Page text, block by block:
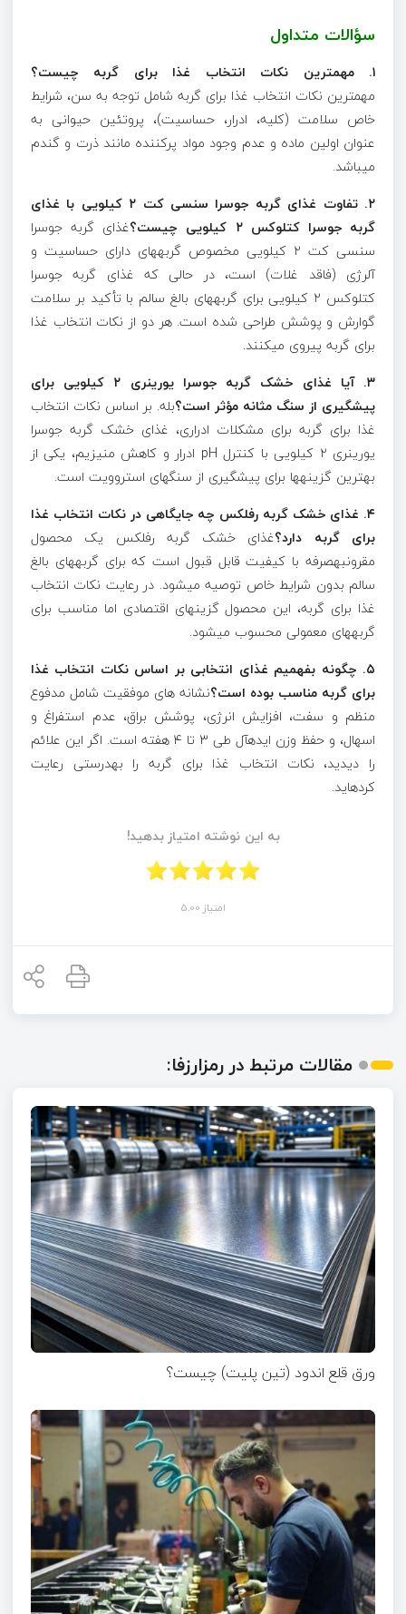
سؤالات متداول
۱.مهمترین نکات انتخاب غذا برای گربه چیست؟
مهمترین نکات انتخاب غذا برای گربه شامل توجه به سن، شرایط
خاص سلامت (کلیه، ادرار، حساسیت)، پروتئین حیوانی به
عنوان اولین ماده و عدم وجود مواد پرکننده مانند ذرت و گندم
میباشد.
۲.تفاوت غذای گربه جوسرا سنسی کت ۲ کیلویی با غذای
گربه جوسرا کتلوکس۲ کیلویی چیست؟غذای گربه جوسرا
سنسی کت ۲ کیلویی مخصوص گربههای دارای حساسیت و
آلرژی (فاقد غلات) است، در حالی که غذای گربه جوسرا
کتلوکس ۲ کیلویی برای گربههای بالغ سالم با تأکید بر سلامت
گوارش و پوشش طراحی شده است. هر دو از نکات انتخاب غذا
برای گربه پیروی میکنند.
۳.آیا غذای خشک گربه جوسرا یورینری ۲ کیلویی برای
پیشگیری از سنگ مثانه مؤثر است؟بله. بر اساس نکات انتخاب
غذا برای گربه برای مشکلات ادراری، غذای خشک گربه جوسرا
یورینری ۲ کیلویی با کنترل pH ادرار و کاهش منیزیم، یکی از
بهترین گزینهها برای پیشگیری از سنگهای استروویت است.
۴. غذای خشک گربه رفلکس چه جایگاهی در نکات انتخاب غذا
برای گربه دارد؟غذای خشک گربه رفلکس یک محصول
مقرونبهصرفه با کیفیت قابل قبول است که برای گربههای بالغ
سالم بدون شرایط خاص توصیه میشود. در رعایت نکات انتخاب
غذا برای گربه، این محصول گزینهای اقتصادی اما مناسب برای
گربههای معمولی محسوب میشود.
۵. چگونه بفهمیم غذای انتخابی بر اساس نکات انتخاب غذا
برای گربه مناسب بوده است؟نشانه های موفقیت شامل مدفوع
منظم و سفت، افزایش انرژی، پوشش براق، عدم استفراغ و
اسهال، و حفظ وزن ایدهآل طی ۳ تا ۴ هفته است. اگر این علائم
را دیدید، نکات انتخاب غذا برای گربه را بهدرستی رعایت
کردهاید.
به این نوشته امتیاز بدهید!
امتیاز 5.00
مقالات مرتبط در رمزارزفا:
ورق قلع اندود (تین پلیت) چیست؟